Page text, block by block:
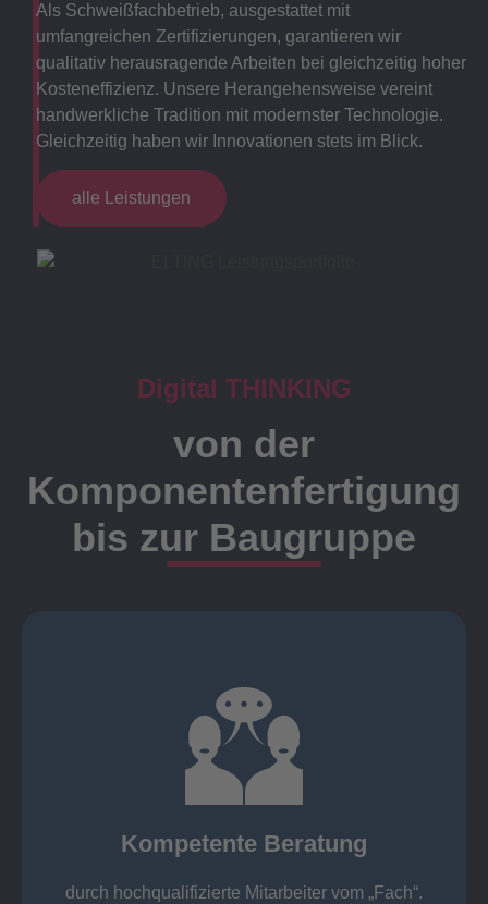
Als Schweißfachbetrieb, ausgestattet mit
umfangreichen Zertifizierungen, garantieren wir
qualitativ herausragende Arbeiten bei gleichzeitig hoher
Kosteneffizienz. Unsere Herangehensweise vereint
handwerkliche Tradition mit modernster Technologie.
Gleichzeitig haben wir Innovationen stets im Blick.
alle Leistungen
Digital THINKING
von der
Komponentenfertigung
bis zur Baugruppe
Kompetente Beratung
durch hochqualifizierte Mitarbeiter vom „Fach“.
Kompetente Beratung durch
„Fach“.
findet die Kundenbetreuung ausschließlich durch
Meister, Techniker oder Ingenieure statt.
Ansprechpartner